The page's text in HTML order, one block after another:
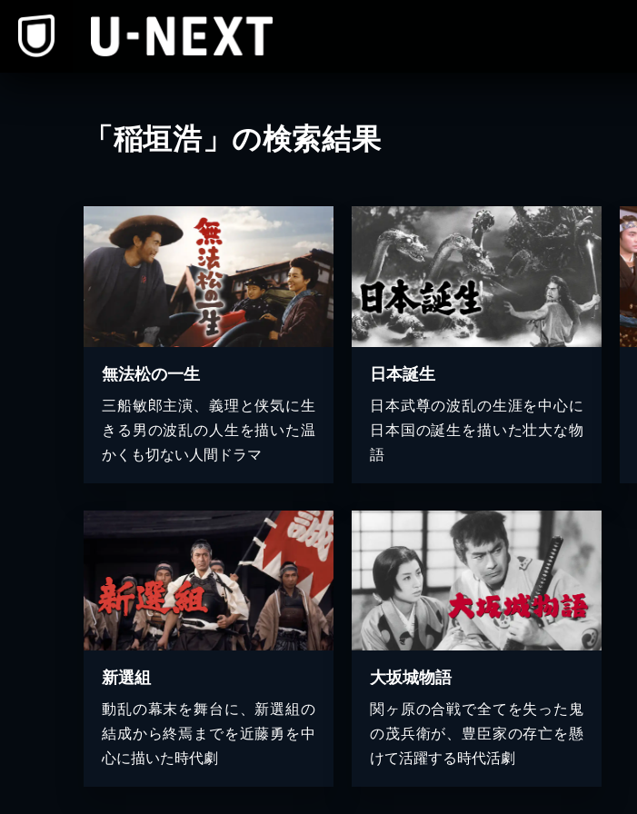
「稲垣浩」の検索結果
無法松の一生
三船敏郎主演、義理と侠気に生
きる男の波乱の人生を描いた温
かくも切ない人間ドラマ
日本誕生
日本武尊の波乱の生涯を中心に
日本国の誕生を描いた壮大な物
語
新選組
動乱の幕末を舞台に、新選組の
結成から終焉までを近藤勇を中
心に描いた時代劇
大坂城物語
関ヶ原の合戦で全てを失った鬼
の茂兵衛が、豊臣家の存亡を懸
けて活躍する時代活劇